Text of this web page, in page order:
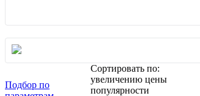
Подбор по
Сортировать по:
увеличению цены
популярности